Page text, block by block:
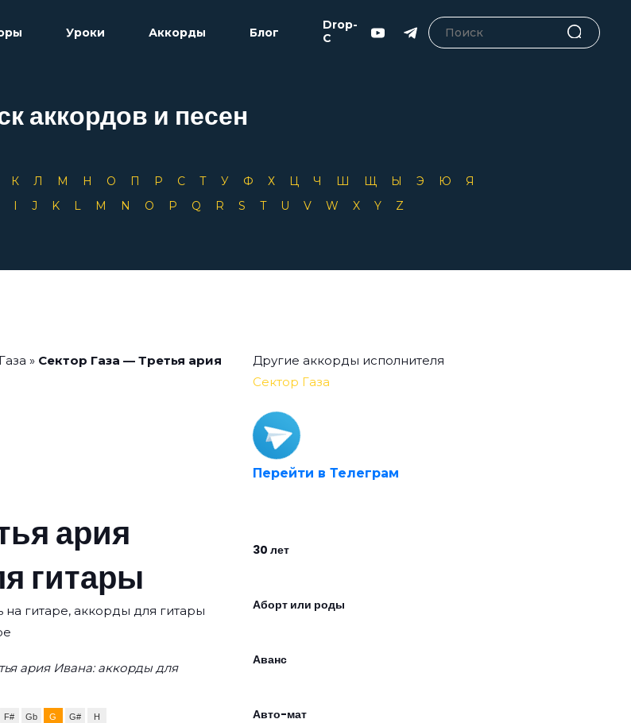
Уроки Аккорды Блог
Drop-
C
аккордов и песен
К Л М Н О П Р С Т У Ф Х Ц Ч Ш Щ Ы Э Ю
Я
I J K L M N O P Q R S T U V W X Y Z
» Сектор Газа — Третья ария
ария
гитары
на гитаре, аккорды для гитары
ария Ивана: аккорды для
F# Gb G G# H
Другие аккорды исполнителя
Сектор Газа
Перейти в Телеграм
30 лет
Аборт или роды
Аванс
Авто-мат